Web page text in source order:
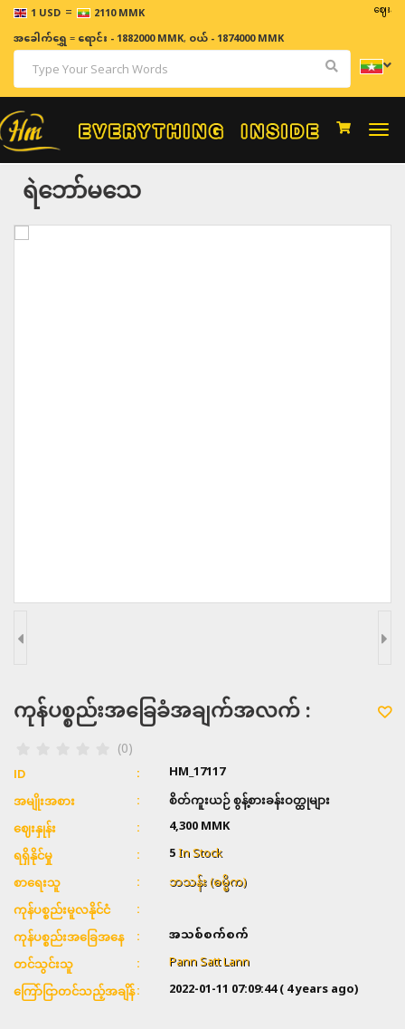
1 USD = 2110 MMK ဈေးနှုန်
အခေါက်ရွှေ=ရောင်း - 1882000 MMK, ဝယ် - 1874000 MMK
ရဲဘော်မသေ
ကုန်ပစ္စည်းအခြေခံအချက်အလက် :
(0)
ID HM_17117
အမျိုးအစား
စိတ်ကူးယဉ် စွန့်စားခန်းဝတ္ထုများ
ဈေးနှုန်း
4,300MMK
ရရှိနိုင်မှု 5In Stock
စာရေးသူ
ဘသန်း (ဓမ္မိက)
ကုန်ပစ္စည်းမူလနိုင်ငံ
ကုန်ပစ္စည်းအခြေအနေ
အသစ်စက်စက်
တင်သွင်းသူ Pann Satt Lann
ကြော်ငြာတင်သည့်အချိန် 2022-01-11 07:09:44( 4 years ago)